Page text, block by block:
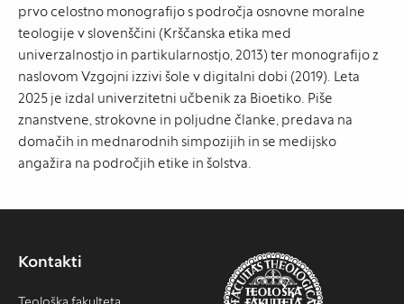
prvo celostno monografijo s področja osnovne moralne
teologije v slovenščini (Krščanska etika med
univerzalnostjo in partikularnostjo, 2013) ter monografijo z
naslovom Vzgojni izzivi šole v digitalni dobi (2019). Leta
2025 je izdal univerzitetni učbenik za Bioetiko. Piše
znanstvene, strokovne in poljudne članke, predava na
domačih in mednarodnih simpozijih in se medijsko
angažira na področjih etike in šolstva.
Kontakti